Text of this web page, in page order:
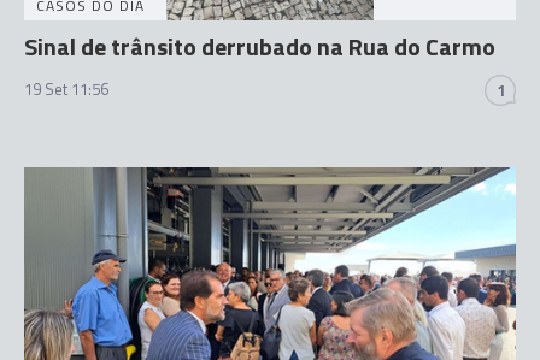
CASOS DO DIA
Sinal de trânsito derrubado na Rua do Carmo
19 Set 11:56 1